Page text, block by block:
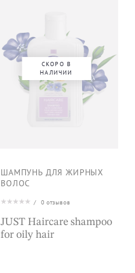
СКОРО В
НАЛИЧИИ
ШАМПУНЬ ДЛЯ ЖИРНЫХ
ВОЛОС
/ 0 отзывов
JUST Haircare shampoo
for oily hair